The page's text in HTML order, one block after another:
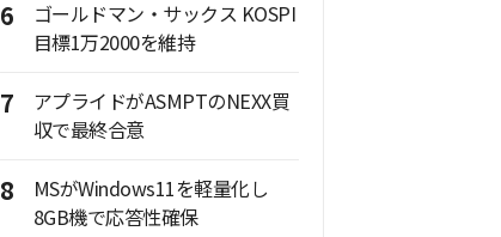
6
ゴールドマン・サックス KOSPI
目標1万2000を維持
7
アプライドがASMPTのNEXX買
収で最終合意
8
MSがWindows11を軽量化し
8GB機で応答性確保